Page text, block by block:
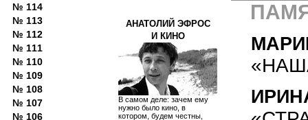
АНАТОЛИЙ ЭФРОС
И КИНО
В самом деле: зачем ему
нужно было кино, в
котором, будем честны,
№ 114
№ 113
№ 112
№ 111
№ 110
№ 109
№ 108
№ 107
№ 106